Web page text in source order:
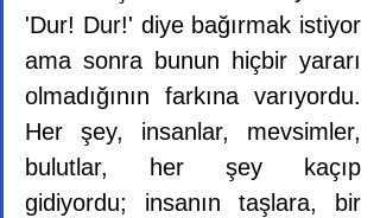
'Dur! Dur!' diye bağırmak istiyor
ama sonra bunun hiçbir yararı
olmadığının farkına varıyordu.
Her şey, insanlar, mevsimler,
bulutlar, her şey kaçıp
gidiyordu; insanın taşlara, bir